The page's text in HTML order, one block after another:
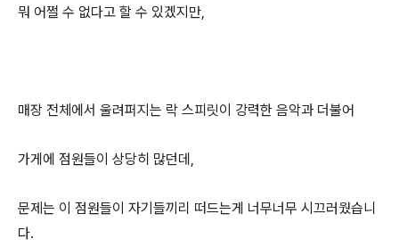
뭐 어쩔 수 없다고 할 수 있겠지만,
매장 전체에서 울려퍼지는 락 스피릿이 강력한 음악과 더불어
가게에 점원들이 상당히 많던데,
문제는 이 점원들이 자기들끼리 떠드는게 너무너무 시끄러웠습니
다.